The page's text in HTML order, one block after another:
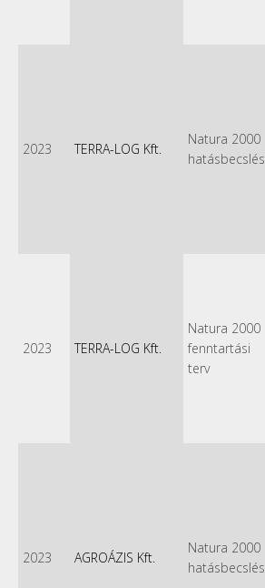
2023 TERRA-LOG Kft.
Natura 2000
hatásbecslés
2023 TERRA-LOG Kft.
Natura 2000
fenntartási
terv
2023 AGROÁZIS Kft.
Natura 2000
hatásbecslés